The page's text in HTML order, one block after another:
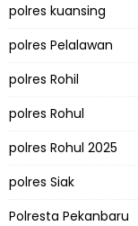
polres kuansing
polres Pelalawan
polres Rohil
polres Rohul
polres Rohul 2025
polres Siak
Polresta Pekanbaru